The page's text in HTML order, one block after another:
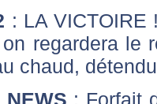
: LA
on regardera le
chaud,
NEWS : Forfait